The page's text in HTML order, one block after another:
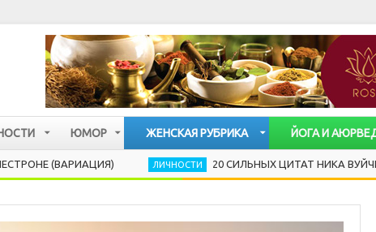
ЮМОР
ЖЕНСКАЯ РУБРИКА
ЙОГА И
ЛИЧНОСТИ 20 СИЛЬНЫХ ЦИТАТ НИКА ВУЙЧИЧА,